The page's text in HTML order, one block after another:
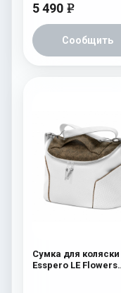
5 490 e
Сообщить
Сумка для коляски
Esspero LE Flowers